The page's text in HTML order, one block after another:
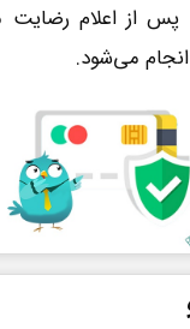
پس از اعلام
می‌شود.